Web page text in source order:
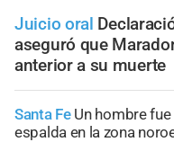
Juicio oral
aseguró que
anterior a su muerte
Santa Fe Un hombre
espalda en la zona